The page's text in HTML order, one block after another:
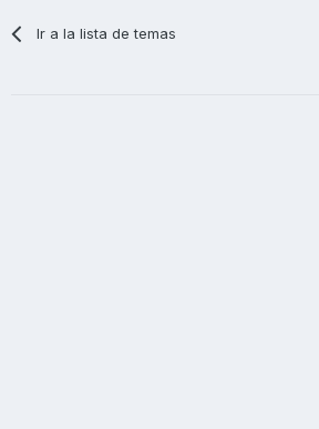
Ir a la lista de temas